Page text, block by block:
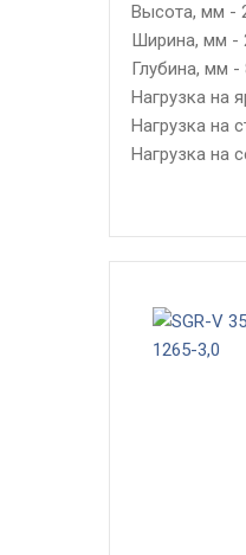
Высота, мм -
Ширина, мм -
Глубина, мм -
Нагрузка на
Нагрузка на
Нагрузка на